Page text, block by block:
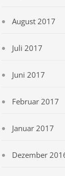
August 2017
Juli 2017
Juni 2017
Februar 2017
Januar 2017
Dezember